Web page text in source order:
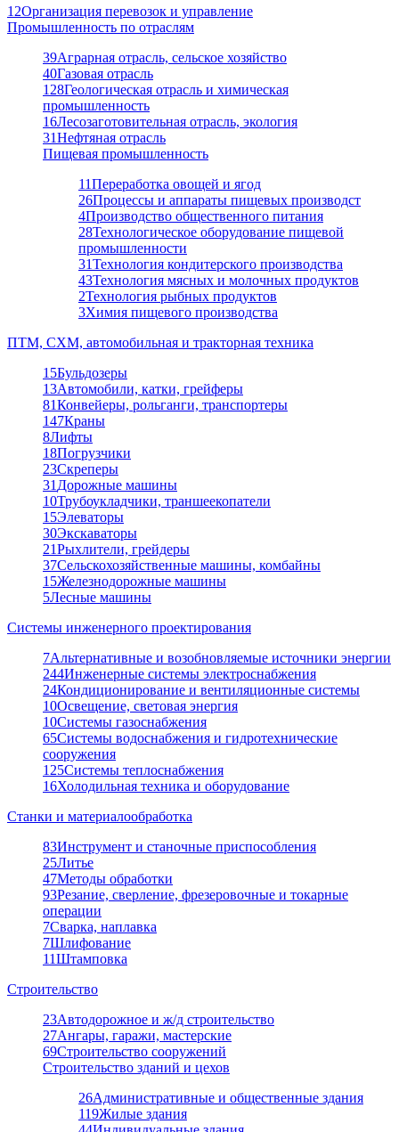
12Организация перевозок и управление
Промышленность по отраслям
39Аграрная отрасль, сельское хозяйство
40Газовая отрасль
128Геологическая отрасль и химическая
промышленность
16Лесозаготовительная отрасль, экология
31Нефтяная отрасль
Пищевая промышленность
11Переработка овощей и ягод
26Процессы и аппараты пищевых производст
4Производство общественного питания
28Технологическое оборудование пищевой
промышленности
31Технология кондитерского производства
43Технология мясных и молочных продуктов
2Технология рыбных продуктов
3Химия пищевого производства
ПТМ, СХМ, автомобильная и тракторная техника
15Бульдозеры
13Автомобили, катки, грейферы
81Конвейеры, рольганги, транспортеры
147Краны
8Лифты
18Погрузчики
23Скреперы
31 Дорожные машины
10Трубоукладчики, траншеекопатели
15Элеваторы
30Экскаваторы
21Рыхлители, грейдеры
37Сельскохозяйственные машины, комбайны
15Железнодорожные машины
5Лесные машины
Системы инженерного проектирования
7Альтернативные и возобновляемые источники энергии
244Инженерные системы электроснабжения
24Кондиционирование и вентиляционные системы
10Освещение, световая энергия
10Системы газоснабжения
65Системы водоснабжения и гидротехнические
сооружения
125Системы теплоснабжения
16Холодильная техника и оборудование
Станки и материалообработка
83Инструмент и станочные приспособления
25Литье
47Методы обработки
93Резание, сверление, фрезеровочные и токарные
операции
7Сварка, наплавка
7Шлифование
11Штамповка
Строительство
23Автодорожное и ж/д строительство
27Ангары, гаражи, мастерские
69Строительство сооружений
Строительство зданий и цехов
26Административные и общественные здания
119Жилые здания